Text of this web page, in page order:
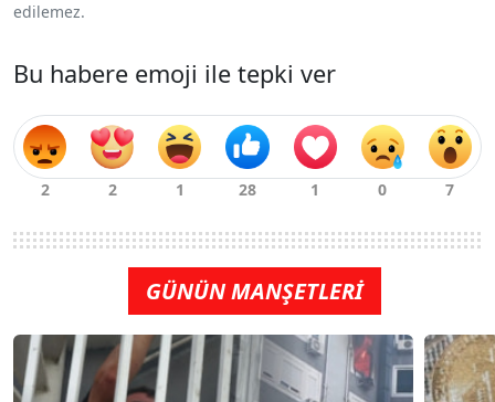
edilemez.
Bu habere emoji ile tepki ver
GÜNÜN MANŞETLERİ